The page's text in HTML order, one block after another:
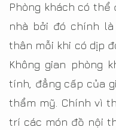
Phòng khách có
nhà bởi đó chính
thân mỗi khi có dịp
Không gian phòng
tính, đẳng cấp của
thẩm mỹ. Chính vì
trí các món đồ nội